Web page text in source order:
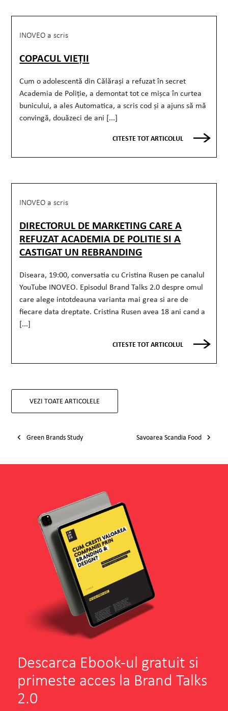
INOVEO a scris
COPACUL VIEȚII
Cum o adolescentă din Călărași a refuzat în secret
Academia de Poliție, a demontat tot ce mișca în curtea
bunicului, a ales Automatica, a scris cod și a ajuns să mă
convingă, douăzeci de ani [...]
CITESTE TOT ARTICOLUL
INOVEO a scris
DIRECTORUL DE MARKETING CARE A
REFUZAT ACADEMIA DE POLITIE SI A
CASTIGAT UN REBRANDING
Diseara, 19:00, conversatia cu Cristina Rusen pe canalul
YouTube INOVEO. Episodul Brand Talks 2.0 despre omul
care alege intotdeauna varianta mai grea si are de
fiecare data dreptate. Cristina Rusen avea 18 ani cand a
[...]
CITESTE TOT ARTICOLUL
VEZI TOATE ARTICOLELE
Green Brands Study Savoarea Scandia Food
Descarca Ebook-ul gratuit si
primeste acces la Brand Talks
2.0